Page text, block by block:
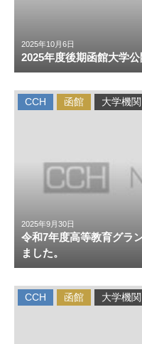
2025年10月6日
2025年度後期函館大学
2025年9月30日
令和7年度高等教育グラ
ました。
CCH 函館 大学機関
CCH 函館 大学機関